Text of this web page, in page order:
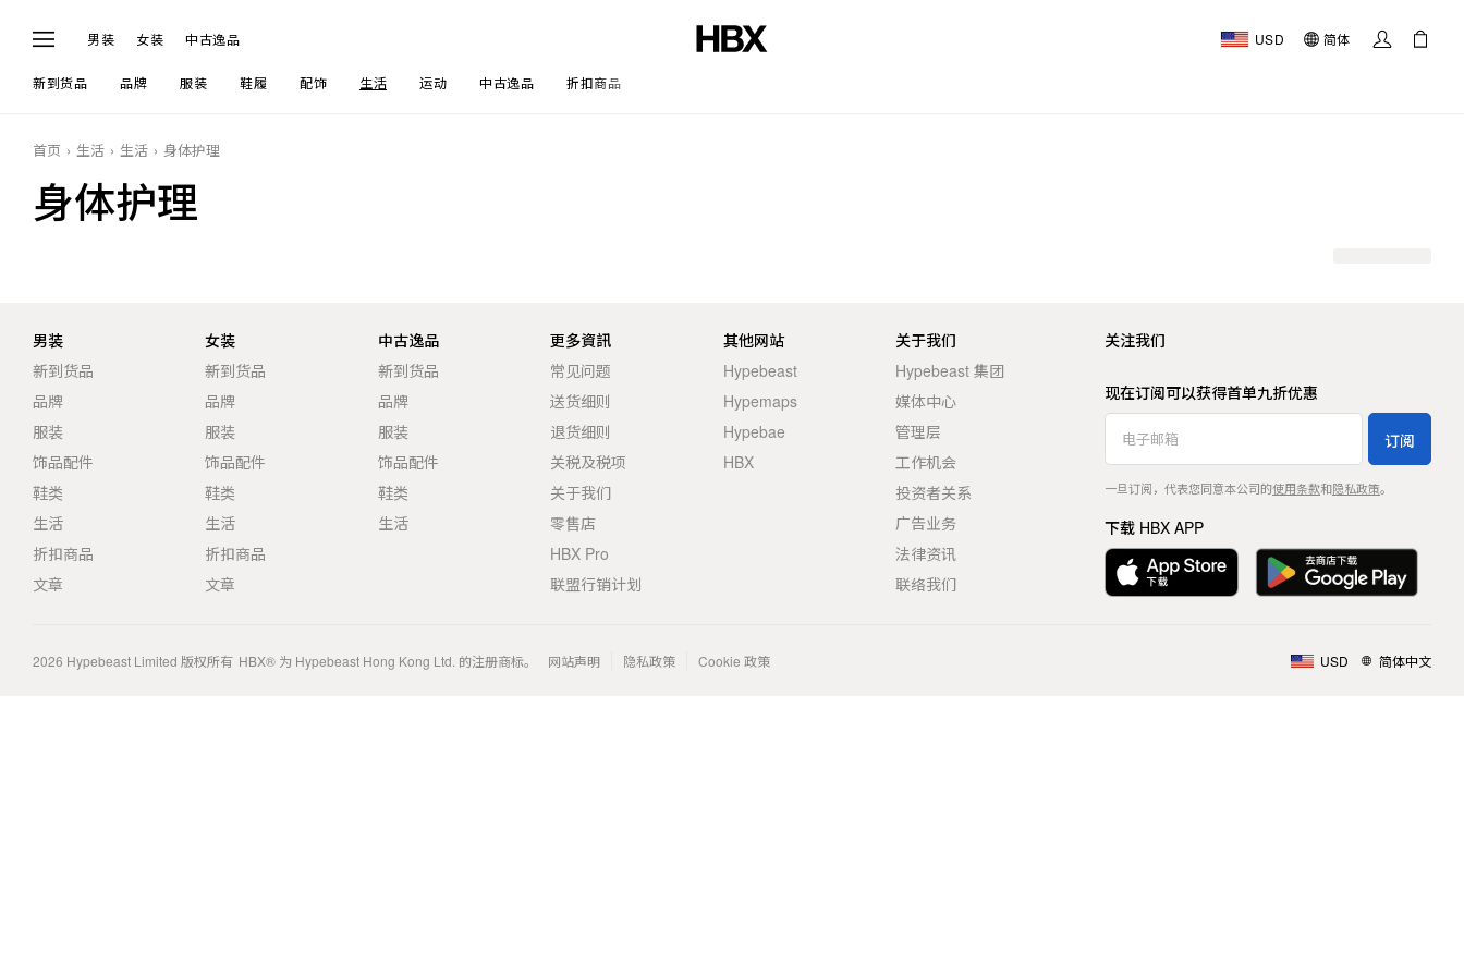
男装 女装 中古逸品 USD 简体
新到货品 品牌 服装 鞋履 配饰 生活 运动 中古逸品 折扣商品
首页 生活 生活 身体护理
身体护理
男装
新到货品
品牌
服装
饰品配件
鞋类
生活
折扣商品
文章
女装
新到货品
品牌
服装
饰品配件
鞋类
生活
折扣商品
文章
中古逸品
新到货品
品牌
服装
饰品配件
鞋类
生活
更多資訊
常见问题
送货细则
退货细则
关税及税项
关于我们
零售店
HBX Pro
联盟行销计划
其他网站
Hypebeast
Hypemaps
Hypebae
HBX
关于我们
Hypebeast 集团
媒体中心
管理层
工作机会
投资者关系
广告业务
法律资讯
联络我们
关注我们
现在订阅可以获得首单九折优惠
订阅
一旦订阅，代表您同意本公司的使用条款和隐私政策。
下载 HBX APP
2026 Hypebeast Limited 版权所有 HBX® 为 Hypebeast Hong Kong Ltd. 的注册商标。 网站声明 隐私政策 Cookie 政策 USD 简体中文